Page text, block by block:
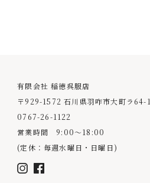
有限会社 稲徳呉服店
〒929-1572 石川県羽咋市大町ラ64-1
0767-26-1122
営業時間 9:00〜18:00
(定休：毎週水曜日・日曜日)